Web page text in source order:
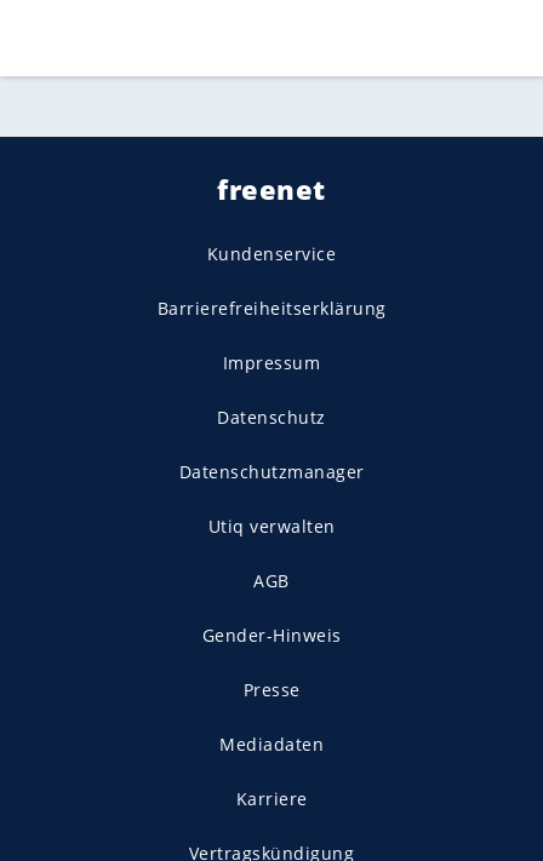
freenet
Kundenservice
Barrierefreiheitserklärung
Impressum
Datenschutz
Datenschutzmanager
Utiq verwalten
AGB
Gender-Hinweis
Presse
Mediadaten
Karriere
Vertragskündigung